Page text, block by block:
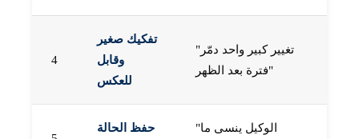
4
تفكيك صغير
وقابل
للعكس
"تغيير كبير واحد دمّر
فترة بعد الظهر"
حفظ الحالة
"الوكيل ينسى ما